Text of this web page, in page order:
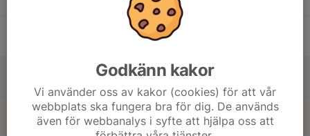
Godkänn kakor
Vi använder oss av kakor (cookies) för att vår
webbplats ska fungera bra för dig. De används
även för webbanalys i syfte att hjälpa oss att